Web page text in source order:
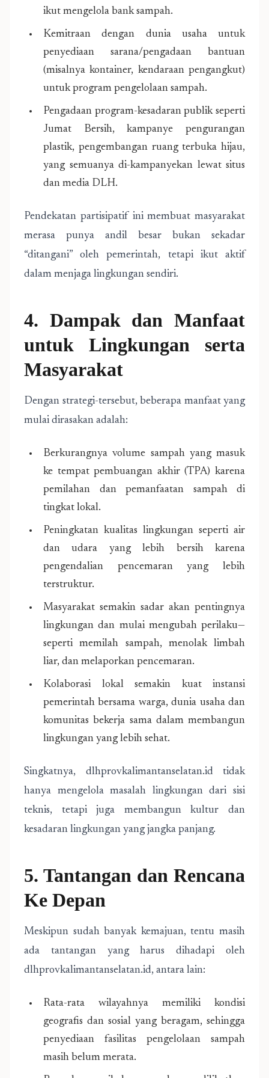
ikut mengelola bank sampah.
Kemitraan dengan dunia usaha untuk
penyediaan sarana/pengadaan bantuan
(misalnya kontainer, kendaraan pengangkut)
untuk program pengelolaan sampah.
Pengadaan program-kesadaran publik seperti
Jumat Bersih, kampanye pengurangan
plastik, pengembangan ruang terbuka hijau,
yang semuanya di-kampanyekan lewat situs
dan media DLH.
Pendekatan partisipatif ini membuat masyarakat
merasa punya andil besar bukan sekadar
“ditangani” oleh pemerintah, tetapi ikut aktif
dalam menjaga lingkungan sendiri.
4. Dampak dan Manfaat
untuk Lingkungan serta
Masyarakat
Dengan strategi-tersebut, beberapa manfaat yang
mulai dirasakan adalah:
Berkurangnya volume sampah yang masuk
ke tempat pembuangan akhir (TPA) karena
pemilahan dan pemanfaatan sampah di
tingkat lokal.
Peningkatan kualitas lingkungan seperti air
dan udara yang lebih bersih karena
pengendalian pencemaran yang lebih
terstruktur.
Masyarakat semakin sadar akan pentingnya
lingkungan dan mulai mengubah perilaku—
seperti memilah sampah, menolak limbah
liar, dan melaporkan pencemaran.
Kolaborasi lokal semakin kuat instansi
pemerintah bersama warga, dunia usaha dan
komunitas bekerja sama dalam membangun
lingkungan yang lebih sehat.
Singkatnya, dlhprovkalimantanselatan.id tidak
hanya mengelola masalah lingkungan dari sisi
teknis, tetapi juga membangun kultur dan
kesadaran lingkungan yang jangka panjang.
5. Tantangan dan Rencana
Ke Depan
Meskipun sudah banyak kemajuan, tentu masih
ada tantangan yang harus dihadapi oleh
dlhprovkalimantanselatan.id, antara lain:
Rata-rata wilayahnya memiliki kondisi
geografis dan sosial yang beragam, sehingga
penyediaan fasilitas pengelolaan sampah
masih belum merata.